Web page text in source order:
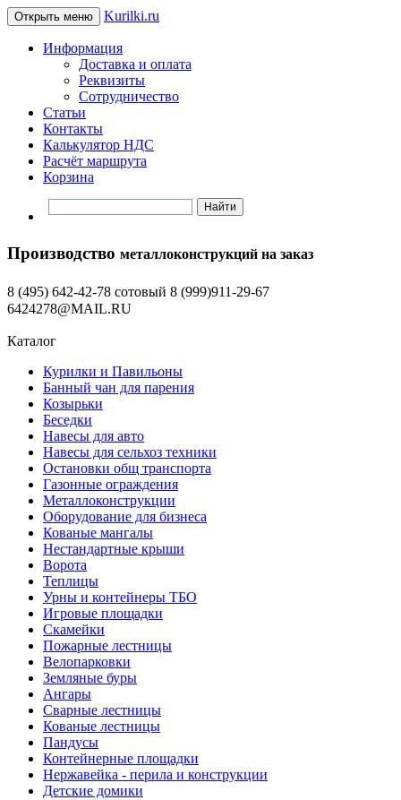
Открыть меню Kurilki.ru
Информация
Доставка и оплата
Реквизиты
Сотрудничество
Статьи
Контакты
Калькулятор НДС
Расчёт маршрута
Корзина
Производство металлоконструкций на заказ
8 (495) 642-42-78 сотовый 8 (999)911-29-67
6424278@MAIL.RU
Каталог
Курилки и Павильоны
Банный чан для парения
Козырьки
Беседки
Навесы для авто
Навесы для сельхоз техники
Остановки общ транспорта
Газонные ограждения
Металлоконструкции
Оборудование для бизнеса
Кованые мангалы
Нестандартные крыши
Ворота
Теплицы
Урны и контейнеры ТБО
Игровые площадки
Скамейки
Пожарные лестницы
Велопарковки
Земляные буры
Ангары
Сварные лестницы
Кованые лестницы
Пандусы
Контейнерные площадки
Нержавейка - перила и конструкции
Детские домики